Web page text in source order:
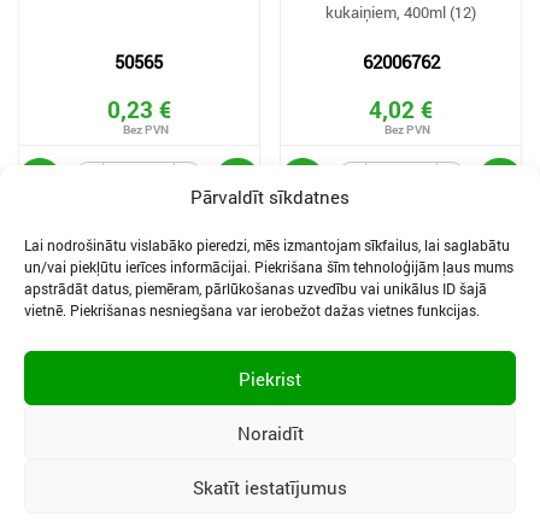
Pārvaldīt sīkdatnes
Lai nodrošinātu vislabāko pieredzi, mēs izmantojam sīkfailus, lai saglabātu
un/vai piekļūtu ierīces informācijai. Piekrišana šīm tehnoloģijām ļaus mums
apstrādāt datus, piemēram, pārlūkošanas uzvedību vai unikālus ID šajā
vietnē. Piekrišanas nesniegšana var ierobežot dažas vietnes funkcijas.
Piekrist
Noraidīt
Skatīt iestatījumus
50565
0,23 €
kukaiņiem, 400ml (12)
62006762
4,02 €
LIETOŠANAS NOTEIKUMI
Vidzemes iela 3, Ogre, LV-5001 | Tālr.:65067496